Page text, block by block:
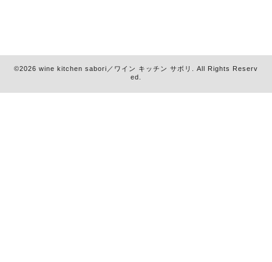
©2026 wine kitchen sabori／ワイン キッチン サボリ
. All Rights Reserv
ed.